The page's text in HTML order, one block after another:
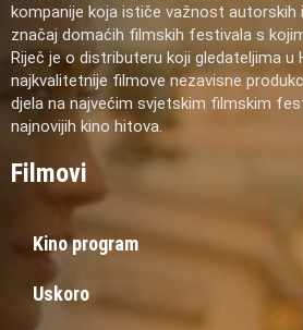
kompanije koja ističe važnost autorskih
značaj domaćih filmskih festivala s
Riječ je o distributeru koji gledateljima u
najkvalitetnije filmove nezavisne
djela na najvećim svjetskim filmskim
najnovijih kino hitova.
Filmovi
Kino program
Uskoro